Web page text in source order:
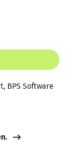
BPS Software